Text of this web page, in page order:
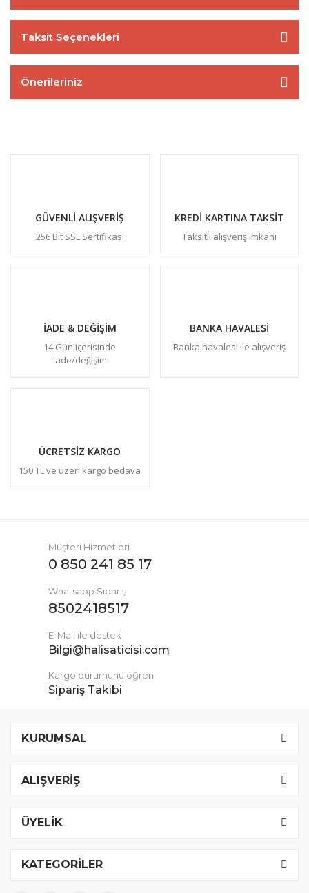
Taksit Seçenekleri
Önerileriniz
GÜVENLİ ALIŞVERİŞ
256 Bit SSL Sertifikası
KREDİ KARTINA TAKSİT
Taksitli alışveriş imkanı
İADE & DEĞİŞİM
14 Gün içerisinde
iade/değişim
BANKA HAVALESİ
Banka havalesi ile alışveriş
ÜCRETSİZ KARGO
150 TL ve üzeri kargo bedava
Müşteri Hizmetleri
0 850 241 85 17
Whatsapp Sipariş
8502418517
E-Mail ile destek
Bilgi@halisaticisi.com
Kargo durumunu öğren
Sipariş Takibi
KURUMSAL
ALIŞVERİŞ
ÜYELİK
KATEGORİLER